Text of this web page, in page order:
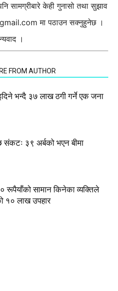
सामग्रीबारे केही गुनासो तथा सुझाव
मा पठाउन सक्नुहुनेछ ।
।
FROM AUTHOR
भन्दै ३७ लाख ठगी गर्ने एक जना
संकटः ३९ अर्बको भएन बीमा
रूपैयाँको सामान किनेका व्यक्तिले
१० लाख उपहार